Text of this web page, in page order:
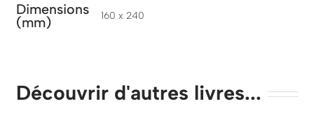
Dimensions
(mm) 160 x 240
Découvrir d'autres livres...